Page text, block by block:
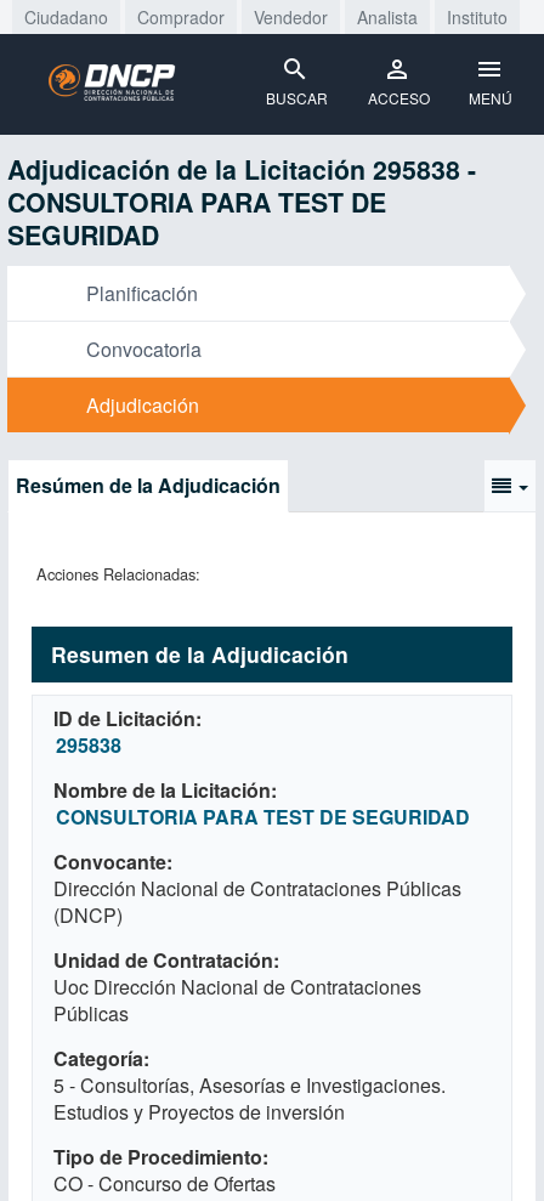
Ciudadano Comprador Vendedor Analista Instituto
BUSCAR ACCESO MENÚ
Adjudicación de la Licitación 295838 -
CONSULTORIA PARA TEST DE
SEGURIDAD
Planificación
Convocatoria
Adjudicación
Resúmen de la Adjudicación
Acciones Relacionadas:
Resumen de la Adjudicación
ID de Licitación
295838
Nombre de la Licitación
CONSULTORIA PARA TEST DE SEGURIDAD
Convocante
Dirección Nacional de Contrataciones Públicas
(DNCP)
Unidad de Contratación
Uoc Dirección Nacional de Contrataciones
Públicas
Categoría
5 - Consultorías, Asesorías e Investigaciones.
Estudios y Proyectos de inversión
Tipo de Procedimiento
CO - Concurso de Ofertas